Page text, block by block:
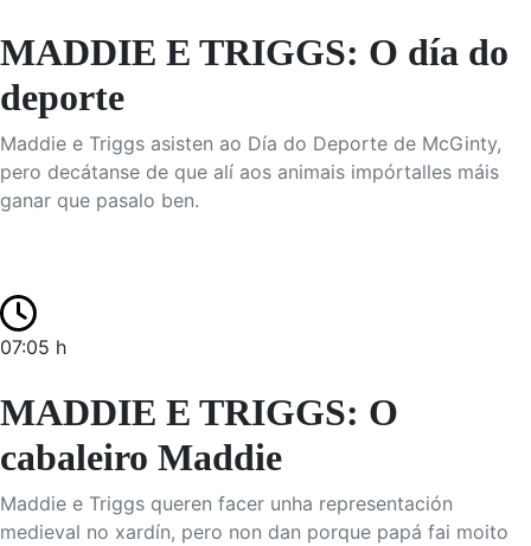
MADDIE E TRIGGS: O día do
deporte
Maddie e Triggs asisten ao Día do Deporte de McGinty,
pero decátanse de que alí aos animais impórtalles máis
ganar que pasalo ben.
07:05 h
MADDIE E TRIGGS: O
cabaleiro Maddie
Maddie e Triggs queren facer unha representación
medieval no xardín, pero non dan porque papá fai moito